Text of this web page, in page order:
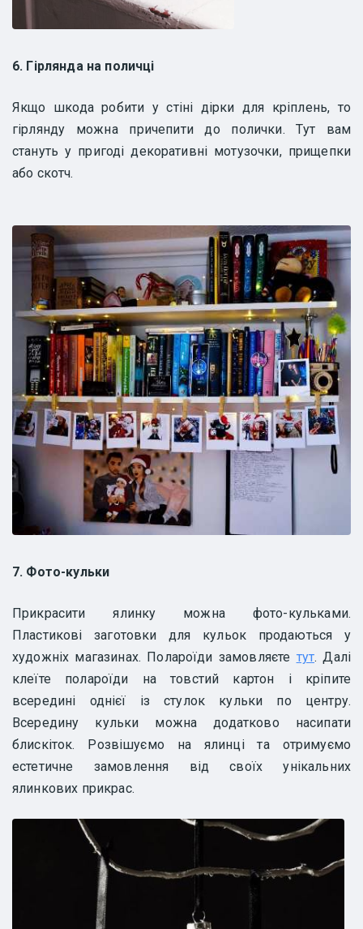
6. Гірлянда на поличці
Якщо шкода робити у стіні дірки для кріплень, то
гірлянду можна причепити до полички. Тут вам
стануть у пригоді декоративні мотузочки, прищепки
або скотч.
7. Фото-кульки
Прикрасити ялинку можна фото-кульками.
Пластикові заготовки для кульок продаються у
художніх магазинах. Полароїди замовляєте тут. Далі
клеїте полароїди на товстий картон і кріпите
всередині однієї із стулок кульки по центру.
Всередину кульки можна додатково насипати
блискіток. Розвішуємо на ялинці та отримуємо
естетичне замовлення від своїх унікальних
ялинкових прикрас.